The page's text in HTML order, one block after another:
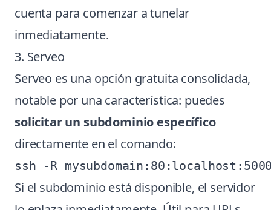
cuenta para comenzar a tunelar
inmediatamente.
3. Serveo
Serveo es una opción gratuita consolidada,
notable por una característica: puedes
solicitar un subdominio específico
directamente en el comando:
Si el subdominio está disponible, el servidor